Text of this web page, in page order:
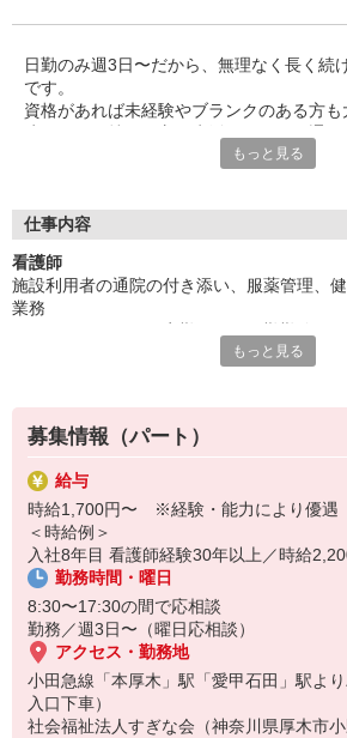
日勤のみ週3日〜だから、無理なく長く続
です。
資格があれば未経験やブランクのある方も
や成長に寄り添えるやりがいがあります。
利用者様と一緒に楽しみながら日々を過ご
週3日から勤務相談OKで、ライフスタイル
境。
50年以上、利用者様一人ひとりに向き合っ
に温かい支援をしていきませんか。
もっと見る
仕事内容
看護師
施設利用者の通院の付き添い、服薬管理、
業務
・ライフスタイルに合わせて無理なく働ける
て中の方にもおすすめです。
もっと見る
募集情報（パート）
給与
時給1,700円〜 ※経験・能力により優遇
＜時給例＞
入社8年目 看護師経験30年以上／時給
勤務時間・曜日
8:30〜17:30の間で応相談
勤務／週3日〜（曜日応相談）
アクセス・勤務地
小田急線「本厚木」駅「愛甲石田」駅よ
入口下車）
社会福祉法人すぎな会（神奈川県厚木市小